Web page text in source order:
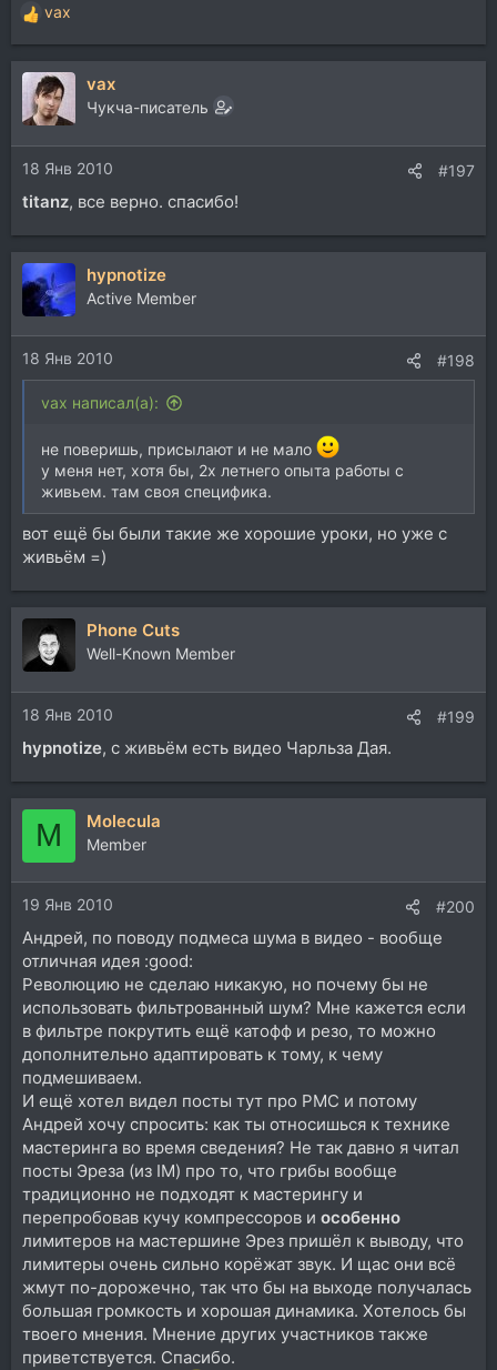
Р
е
а
и
и
:
vax
vax
Чукча-писатель
18 Янв 2010 #197
titanz, все верно. спасибо!
hypnotize
Active Member
18 Янв 2010 #198
vax написал(а):
не поверишь, присылают и не мало
у меня нет, хотя бы, 2х летнего опыта работы с
живьем. там своя специфика.
вот ещё бы были такие же хорошие уроки, но уже с
живьём =)
Phone Cuts
Well-Known Member
18 Янв 2010 #199
hypnotize, с живьём есть видео Чарльза Дая.
M Molecula
Member
19 Янв 2010 #200
Андрей, по поводу подмеса шума в видео - вообще
отличная идея :good:
Революцию не сделаю никакую, но почему бы не
использовать фильтрованный шум? Мне кажется если
в фильтре покрутить ещё катофф и резо, то можно
дополнительно адаптировать к тому, к чему
подмешиваем.
И ещё хотел видел посты тут про РМС и потому
Андрей хочу спросить: как ты относишься к технике
мастеринга во время сведения? Не так давно я читал
посты Эреза (из IM) про то, что грибы вообще
традиционно не подходят к мастерингу и
перепробовав кучу компрессоров и особенно
лимитеров на мастершине Эрез пришёл к выводу, что
лимитеры очень сильно корёжат звук. И щас они всё
жмут по-дорожечно, так что бы на выходе получалась
большая громкость и хорошая динамика. Хотелось бы
твоего мнения. Мнение других участников также
приветствуется. Спасибо.